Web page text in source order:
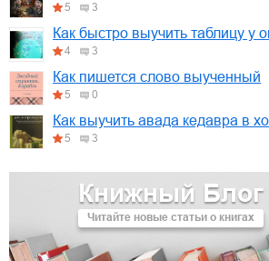
Книжный Блог
Читайте новые статьи о книгах
5 3
Как быстро выучить таблицу у
4 3
Как пишется слово выученный
5 0
Как выучить авада кедавра в
5 3